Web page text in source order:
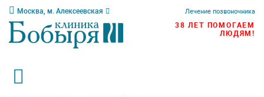
Москва, м. Алексеевская Лечение позвоночника
38 ЛЕТ ПОМОГАЕМ
ЛЮДЯМ!